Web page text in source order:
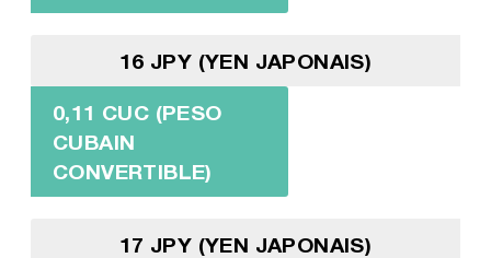
16 JPY (YEN JAPONAIS)
0,11 CUC (PESO
CUBAIN
CONVERTIBLE)
17 JPY (YEN JAPONAIS)